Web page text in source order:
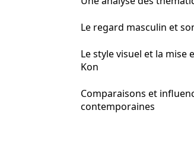
Le regard masculin et
Le style visuel et la mise
Kon
Comparaisons et
contemporaines